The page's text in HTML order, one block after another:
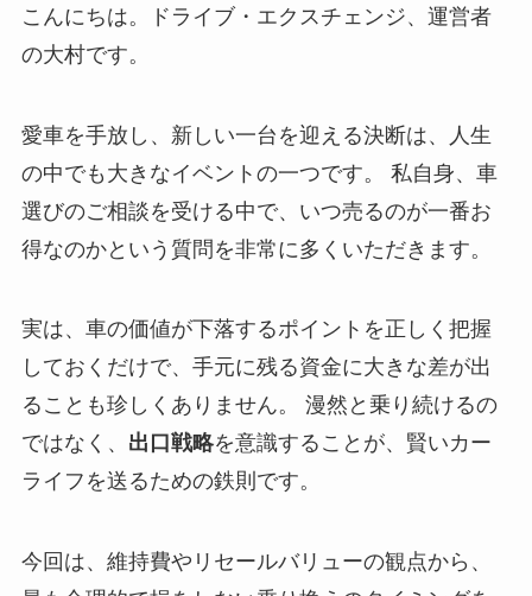
こんにちは。ドライブ・エクスチェンジ、運営者
の大村です。
愛車を手放し、新しい一台を迎える決断は、人生
の中でも大きなイベントの一つです。 私自身、車
選びのご相談を受ける中で、いつ売るのが一番お
得なのかという質問を非常に多くいただきます。
実は、車の価値が下落するポイントを正しく把握
しておくだけで、手元に残る資金に大きな差が出
ることも珍しくありません。 漫然と乗り続けるの
ではなく、 出口戦略を意識することが、賢いカー
ライフを送るための鉄則です。
今回は、維持費やリセールバリューの観点から、